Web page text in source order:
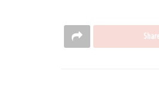
Share